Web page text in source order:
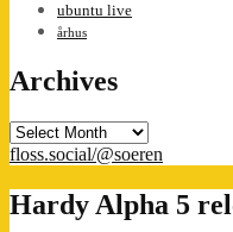
ubuntu live
århus
Archives
Archives
floss.social/@soeren
Hardy Alpha 5